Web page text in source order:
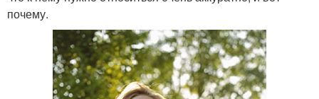
почему.